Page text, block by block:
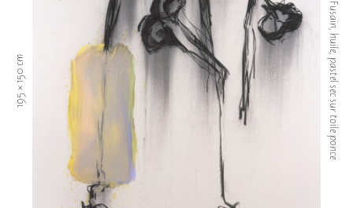
Fusain, huile, pastel sec sur toile ponce
195 × 150 cm